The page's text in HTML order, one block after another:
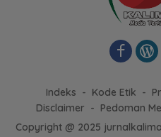
Indeks Kode Etik
Disclaimer
Pedoman
Copyright @ 2025